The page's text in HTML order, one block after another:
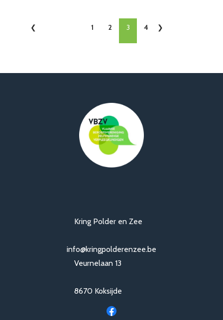
1 2 3 4
Kring Polder en Zee
info@kringpolderenzee.be
Veurnelaan 13
8670 Koksijde